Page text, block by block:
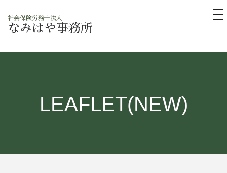
社会保険労務士法人
なみはや事務所
LEAFLET(NEW)